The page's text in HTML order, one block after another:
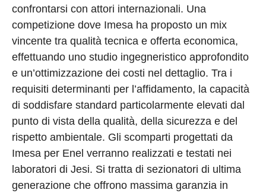
confrontarsi con attori internazionali. Una
competizione dove Imesa ha proposto un mix
vincente tra qualità tecnica e offerta economica,
effettuando uno studio ingegneristico approfondito
e un’ottimizzazione dei costi nel dettaglio. Tra i
requisiti determinanti per l’affidamento, la capacità
di soddisfare standard particolarmente elevati dal
punto di vista della qualità, della sicurezza e del
rispetto ambientale. Gli scomparti progettati da
Imesa per Enel verranno realizzati e testati nei
laboratori di Jesi. Si tratta di sezionatori di ultima
generazione che offrono massima garanzia in